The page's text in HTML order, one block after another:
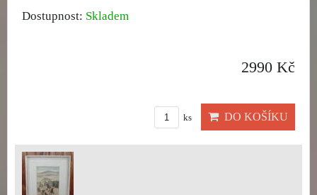
Dostupnost: Skladem
2990 Kč
ks DO KOŠÍKU